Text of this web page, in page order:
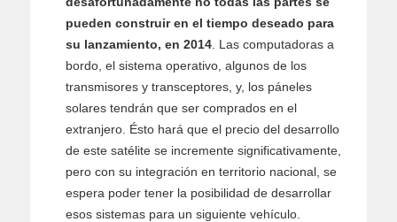
pueden construir en el tiempo deseado para
su lanzamiento, en 2014 . Las computadoras a
bordo, el sistema operativo, algunos de los
transmisores y transceptores, y, los páneles
solares tendrán que ser comprados en el
extranjero. Ésto hará que el precio del desarrollo
de este satélite se incremente significativamente,
pero con su integración en territorio nacional, se
espera poder tener la posibilidad de desarrollar
esos sistemas para un siguiente vehículo.